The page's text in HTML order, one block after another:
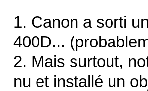
1. Canon a sorti
400D...
2. Mais surtout,
nu et installé un